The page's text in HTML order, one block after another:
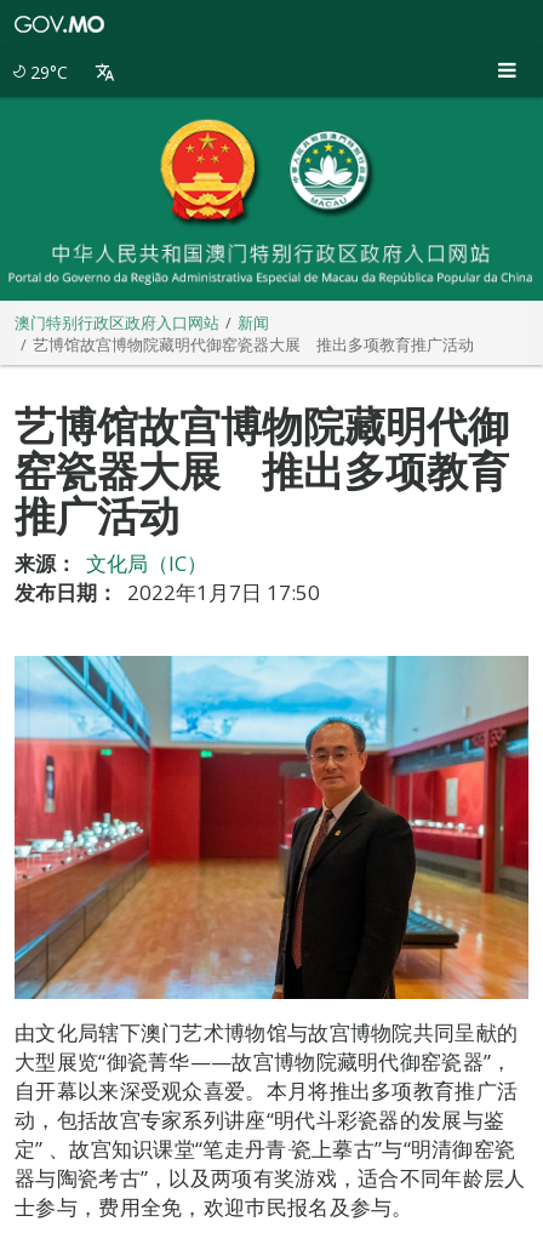
29°C
澳门特别行政区政府入口网站
新闻
艺博馆故宫博物院藏明代御窑瓷器大展 推出多项教育推广活动
艺博馆故宫博物院藏明代御
窑瓷器大展 推出多项教育
推广活动
来源：
文化局（IC）
发布日期：
2022年1月7日 17:50
由文化局辖下澳门艺术博物馆与故宫博物院共同呈献的
大型展览“御瓷菁华——故宫博物院藏明代御窑瓷器”，
自开幕以来深受观众喜爱。本月将推出多项教育推广活
动，包括故宫专家系列讲座“明代斗彩瓷器的发展与鉴
定” 、故宫知识课堂“笔走丹青‧瓷上摹古”与“明清御窑瓷
器与陶瓷考古”，以及两项有奖游戏，适合不同年龄层人
士参与，费用全免，欢迎巿民报名及参与。